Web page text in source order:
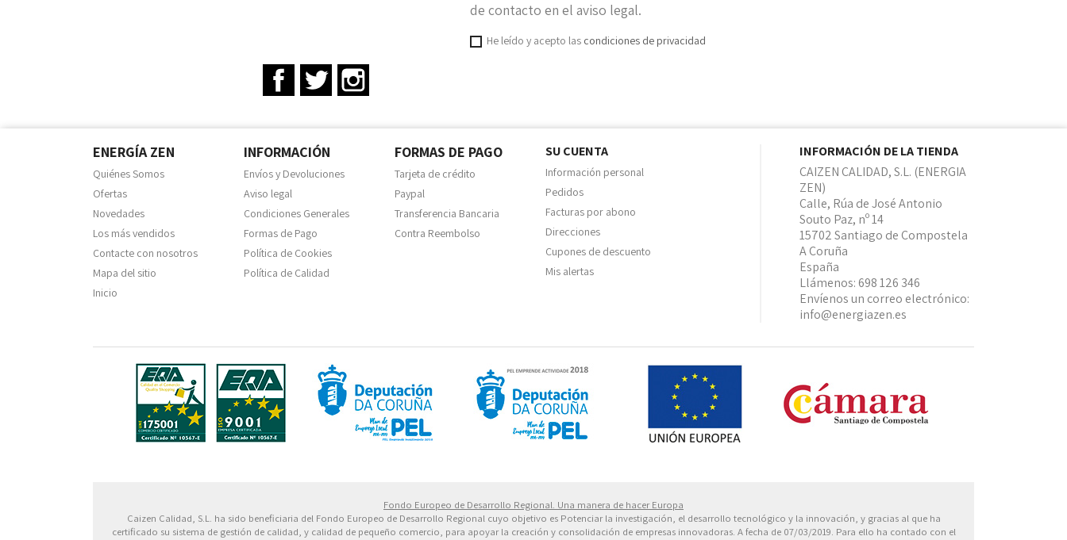
de contacto en el aviso legal.
He leído y acepto las condiciones de privacidad
FacebookTwitter
ENERGÍA ZEN
Quiénes Somos
Ofertas
Novedades
Los más vendidos
Contacte con nosotros
Mapa del sitio
Inicio
INFORMACIÓN
Envíos y Devoluciones
Aviso legal
Condiciones Generales
Formas de Pago
Política de Cookies
Política de Calidad
FORMAS DE PAGO
Tarjeta de crédito
Paypal
Transferencia Bancaria
Contra Reembolso
SU CUENTA
Información personal
Pedidos
Facturas por abono
Direcciones
Cupones de descuento
Mis alertas
INFORMACIÓN DE LA TIENDA
CAIZEN CALIDAD, S.L. (ENERGIA
ZEN)
Calle, Rúa de José Antonio
Souto Paz, nº 14
15702 Santiago de Compostela
A Coruña
España
Llámenos: 698 126 346
Envíenos un correo electrónico:
info@energiazen.es
Fondo Europeo de Desarrollo Regional. Una manera de hacer Europa
Caizen Calidad, S.L. ha sido beneficiaria del Fondo Europeo de Desarrollo Regional cuyo objetivo es Potenciar la investigación, el desarrollo tecnológico y la innovación, y gracias al que ha
certificado su sistema de gestión de calidad, y calidad de pequeño comercio, para apoyar la creación y consolidación de empresas innovadoras. A fecha de 07/03/2019. Para ello ha contado con el